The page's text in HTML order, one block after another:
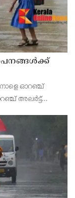
നാളെ ഓറഞ്ച്
അലർട്ട്